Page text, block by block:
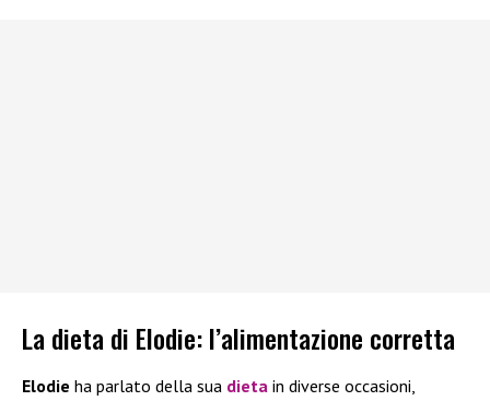
La dieta di Elodie: l’alimentazione corretta
Elodie ha parlato della sua dieta in diverse occasioni,